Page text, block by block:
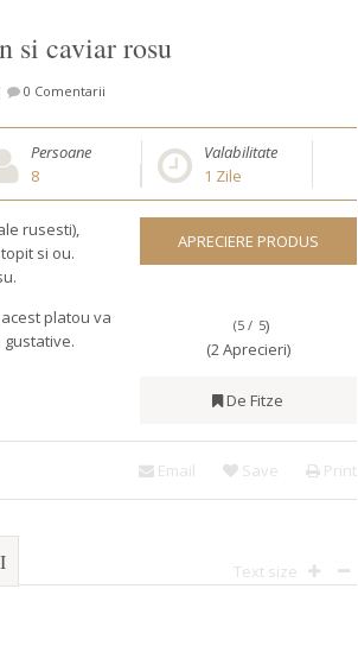
si caviar rosu
0 Comentarii
Persoane
8
Valabilitate
1 Zile
rusesti),
si ou.
platou va
APRECIERE PRODUS
(5 / 5)
(2 Aprecieri)
De Fitze
Email Save Print
Text size